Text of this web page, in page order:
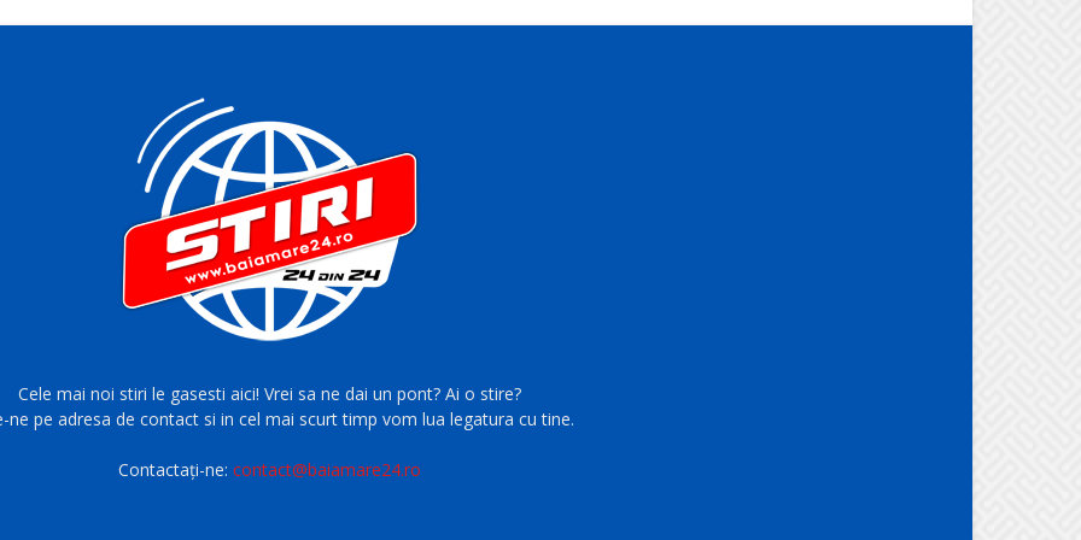
Cele mai noi stiri le gasesti aici! Vrei sa ne dai un pont? Ai o stire?
ne pe adresa de contact si in cel mai scurt timp vom lua legatura cu tine.
Contactați-ne:contact@baiamare24.ro